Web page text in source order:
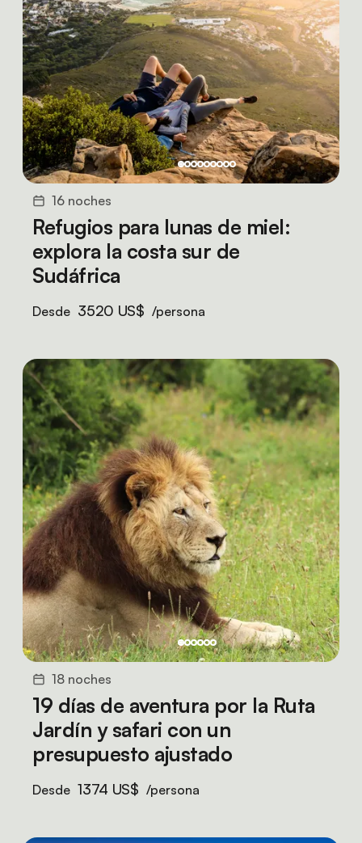
16 noches
Refugios para lunas de miel:
explora la costa sur de
Sudáfrica
Desde 3520 US$ /persona
18 noches
19 días de aventura por la Ruta
Jardín y safari con un
presupuesto ajustado
Desde 1374 US$ /persona